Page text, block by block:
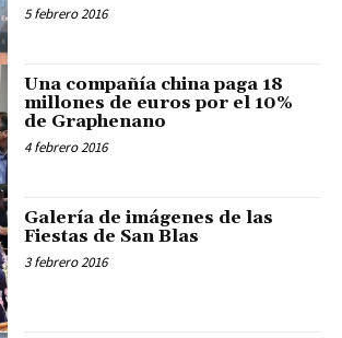
5 febrero 2016
Una compañía china paga 18
millones de euros por el 10%
de Graphenano
4 febrero 2016
Galería de imágenes de las
Fiestas de San Blas
3 febrero 2016